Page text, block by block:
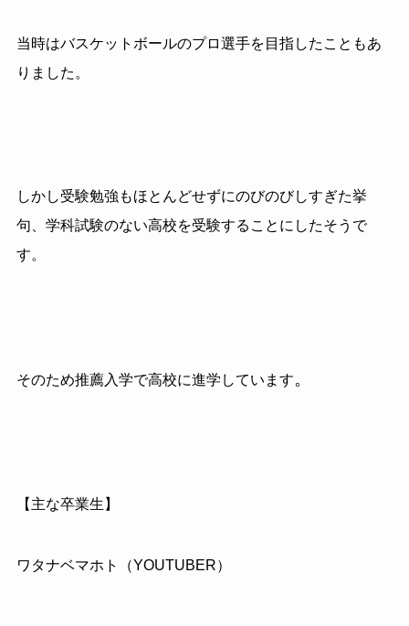
当時はバスケットボールのプロ選手を目指したこともあ
りました。
しかし受験勉強もほとんどせずにのびのびしすぎた挙
句、学科試験のない高校を受験することにしたそうで
す。
そのため推薦入学で高校に進学しています。
【主な卒業生】
ワタナベマホト（YOUTUBER）